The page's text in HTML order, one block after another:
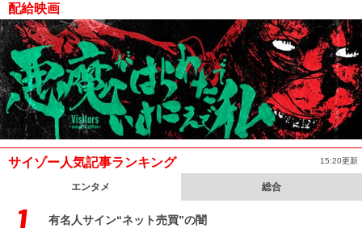
配給映画
サイゾー人気記事ランキング 15:20更新
エンタメ 総合
有名人サイン“ネット売買”の闇